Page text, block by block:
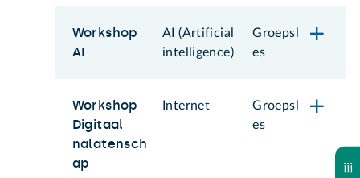
Workshop
AI
AI (Artificial
intelligence)
Groepsl
es
Workshop
Digitaal
nalatensch
ap
Internet
Groepsl
es